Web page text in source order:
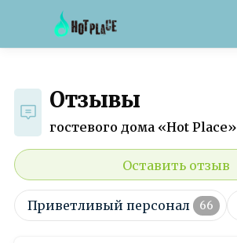
Отзывы
гостевого дома «Hot Place»
Оставить отзыв
Приветливый персонал 66